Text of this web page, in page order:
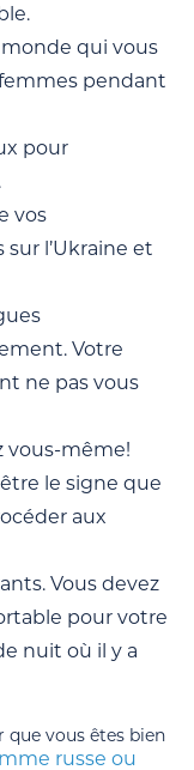
qui vous
pendant
pour
vos
l’Ukraine et
Votre
ne pas vous
vous-même!
le signe que
aux
Vous devez
pour votre
nuit où il y a
que vous êtes bien
russe ou